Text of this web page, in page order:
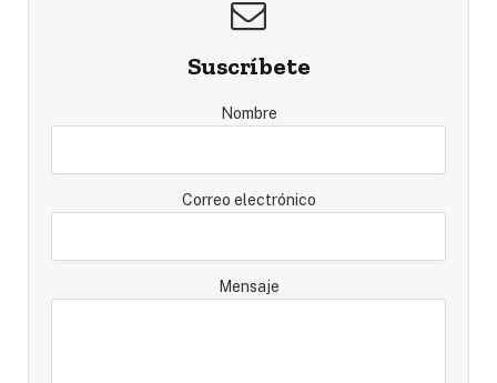
Suscríbete
Nombre
Correo electrónico
Mensaje